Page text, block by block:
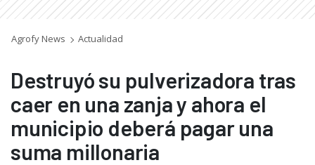
Agrofy News Actualidad
Destruyó su pulverizadora tras
caer en una zanja y ahora el
municipio deberá pagar una
suma millonaria